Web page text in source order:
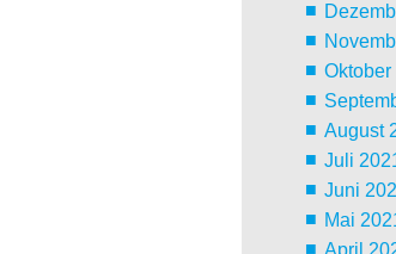
Oktober
August
Juli
Juni
Mai